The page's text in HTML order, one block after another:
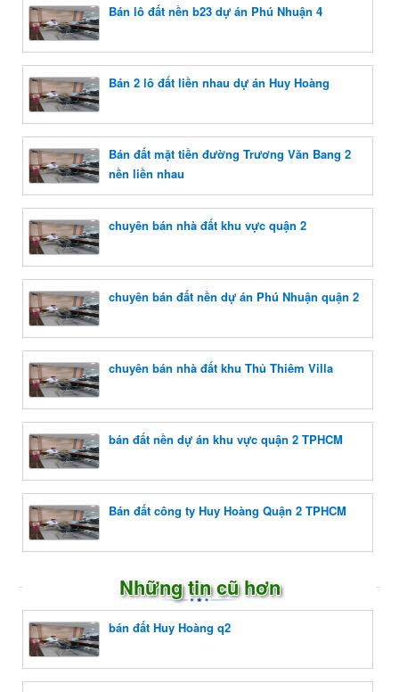
Bán lô đất nền b23 dự án Phú Nhuận 4
Bán 2 lô đất liền nhau dự án Huy Hoàng
Bán đất mặt tiền đường Trương Văn Bang 2
nền liền nhau
chuyên bán nhà đất khu vực quận 2
chuyên bán đất nền dự án Phú Nhuận quận 2
chuyên bán nhà đất khu Thủ Thiêm Villa
bán đất nền dự án khu vực quận 2 TPHCM
Bán đất công ty Huy Hoàng Quận 2 TPHCM
Những tin cũ hơn
bán đất Huy Hoàng q2